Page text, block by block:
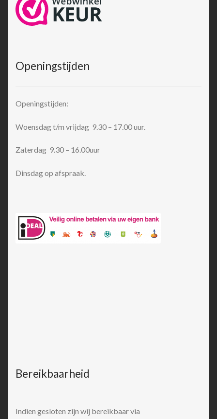
Openingstijden
Openingstijden:
Woensdag t/m vrijdag 9.30 – 17.00 uur.
Zaterdag 9.30 – 16.00uur
Dinsdag op afspraak.
Bereikbaarheid
Indien gesloten zijn wij bereikbaar via